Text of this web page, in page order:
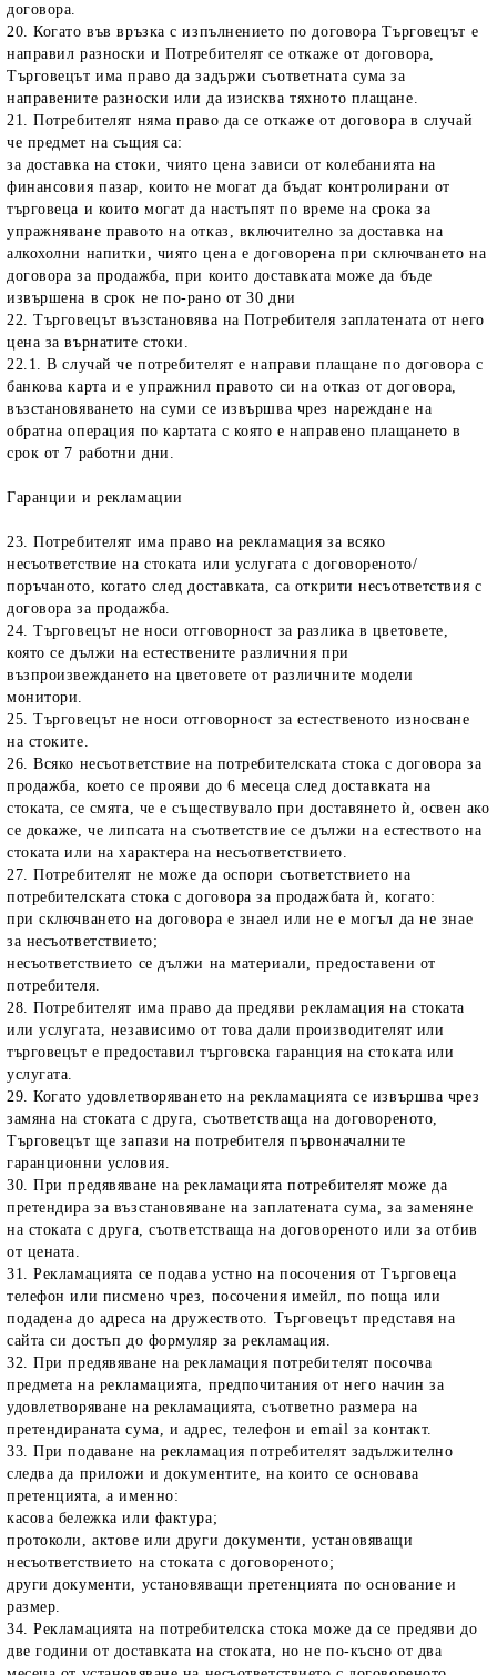
договора.
20. Когато във връзка с изпълнението по договора Търговецът е
направил разноски и Потребителят се откаже от договора,
Търговецът има право да задържи съответната сума за
направените разноски или да изисква тяхното плащане.
21. Потребителят няма право да се откаже от договора в случай
че предмет на същия са:
за доставка на стоки, чиято цена зависи от колебанията на
финансовия пазар, които не могат да бъдат контролирани от
търговеца и които могат да настъпят по време на срока за
упражняване правото на отказ, включително за доставка на
алкохолни напитки, чиято цена е договорена при сключването на
договора за продажба, при които доставката може да бъде
извършена в срок не по-рано от 30 дни
22. Търговецът възстановява на Потребителя заплатената от него
цена за върнатите стоки.
22.1. В случай че потребителят е направи плащане по договора с
банкова карта и е упражнил правото си на отказ от договора,
възстановяването на суми се извършва чрез нареждане на
обратна операция по картата с която е направено плащането в
срок от 7 работни дни.
Гаранции и рекламации
23. Потребителят има право на рекламация за всяко
несъответствие на стоката или услугата с договореното/
поръчаното, когато след доставката, са открити несъответствия с
договора за продажба.
24. Търговецът не носи отговорност за разлика в цветовете,
която се дължи на естествените различния при
възпроизвеждането на цветовете от различните модели
монитори.
25. Търговецът не носи отговорност за естественото износване
на стоките.
26. Всяко несъответствие на потребителската стока с договора за
продажба, което се прояви до 6 месеца след доставката на
стоката, се смята, че е съществувало при доставянето ѝ, освен ако
се докаже, че липсата на съответствие се дължи на естеството на
стоката или на характера на несъответствието.
27. Потребителят не може да оспори съответствието на
потребителската стока с договора за продажбата ѝ, когато:
при сключването на договора е знаел или не е могъл да не знае
за несъответствието;
несъответствието се дължи на материали, предоставени от
потребителя.
28. Потребителят има право да предяви рекламация на стоката
или услугата, независимо от това дали производителят или
търговецът е предоставил търговска гаранция на стоката или
услугата.
29. Когато удовлетворяването на рекламацията се извършва чрез
замяна на стоката с друга, съответстваща на договореното,
Търговецът ще запази на потребителя първоначалните
гаранционни условия.
30. При предявяване на рекламацията потребителят може да
претендира за възстановяване на заплатената сума, за заменяне
на стоката с друга, съответстваща на договореното или за отбив
от цената.
31. Рекламацията се подава устно на посочения от Търговеца
телефон или писмено чрез, посочения имейл, по поща или
подадена до адреса на дружеството. Търговецът представя на
сайта си достъп до формуляр за рекламация.
32. При предявяване на рекламация потребителят посочва
предмета на рекламацията, предпочитания от него начин за
удовлетворяване на рекламацията, съответно размера на
претендираната сума, и адрес, телефон и email за контакт.
33. При подаване на рекламация потребителят задължително
следва да приложи и документите, на които се основава
претенцията, а именно:
касова бележка или фактура;
протоколи, актове или други документи, установяващи
несъответствието на стоката с договореното;
други документи, установяващи претенцията по основание и
размер.
34. Рекламацията на потребителска стока може да се предяви до
две години от доставката на стоката, но не по-късно от два